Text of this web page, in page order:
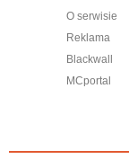
O serwisie
Reklama
Blackwall
MCportal